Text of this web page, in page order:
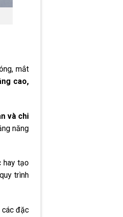
mắt
cao,
và chi
năng
hay tạo
trình
đặc